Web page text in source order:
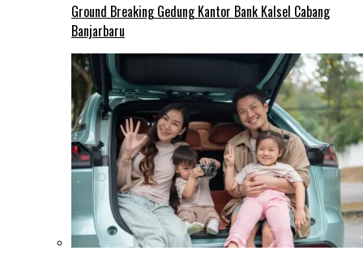
Ground Breaking Gedung Kantor Bank Kalsel Cabang
Banjarbaru